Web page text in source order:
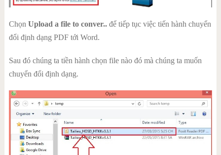
Chọn Upload a file to conver.. để tiếp tục việc tiến hành chuyển
đổi định dạng PDF tới Word.
Sau đó chúng ta tiền hành chọn file nào đó mà chúng ta muốn
chuyển đổi định dạng.